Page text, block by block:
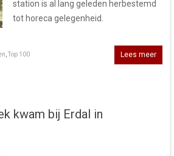
station is al lang geleden herbestemd
tot horeca gelegenheid.
Top 100 Lees meer
kwam bij Erdal in